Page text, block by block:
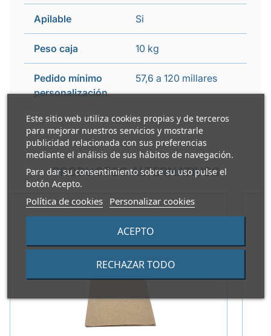
Este sitio web utiliza cookies propias y de terceros
para mejorar nuestros servicios y mostrarle
publicidad relacionada con sus preferencias
mediante el análisis de sus hábitos de navegación.
Para dar su consentimiento sobre su uso pulse el
botón Acepto.
Política de cookies Personalizar cookies
RECHAZAR TODO
ACEPTO
Apilable Si
Peso caja 10 kg
Pedido mínimo
personalización
57,6 a 120 millares
PRODUCTOS ALTERNATIVOS